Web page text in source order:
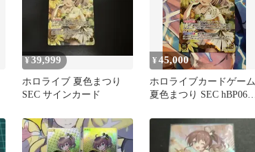
¥39,999
ホロライブ 夏色まつり
SEC サインカード
¥45,000
ホロライブカードゲーム
夏色まつり SEC hBP06-